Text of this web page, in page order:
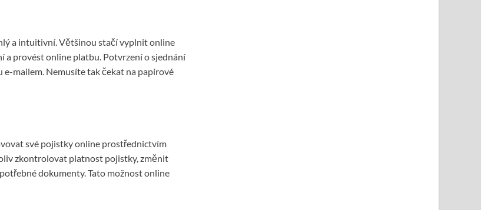
a intuitivní. Většinou stačí vyplnit online
provést online platbu. Potvrzení o sjednání
mailem. Nemusíte tak čekat na papírové
své pojistky online prostřednictvím
zkontrolovat platnost pojistky, změnit
dokumenty. Tato možnost online